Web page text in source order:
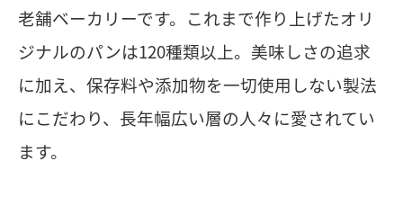
老舗ベーカリーです。これまで作り上げたオリ
ジナルのパンは120種類以上。美味しさの追求
に加え、保存料や添加物を一切使用しない製法
にこだわり、長年幅広い層の人々に愛されてい
ます。